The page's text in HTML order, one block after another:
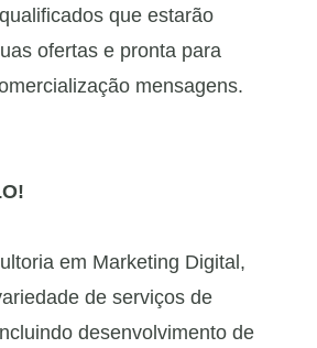
que estarão
ofertas e pronta para
mensagens.
em Marketing Digital,
de serviços de
desenvolvimento de